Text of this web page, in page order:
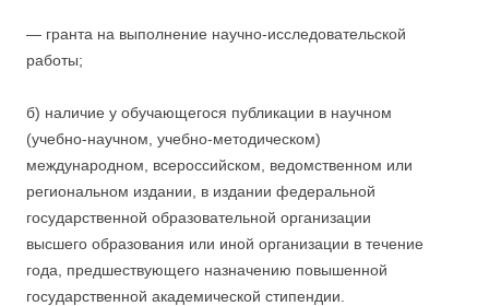
— гранта на выполнение научно-исследовательской
работы;
б) наличие у обучающегося публикации в научном
(учебно-научном, учебно-методическом)
международном, всероссийском, ведомственном или
региональном издании, в издании федеральной
государственной образовательной организации
высшего образования или иной организации в течение
года, предшествующего назначению повышенной
государственной академической стипендии.